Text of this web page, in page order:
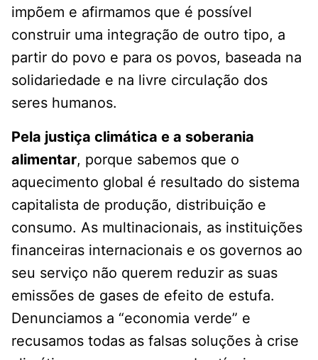
impõem e afirmamos que é possível
construir uma integração de outro tipo, a
partir do povo e para os povos, baseada na
solidariedade e na livre circulação dos
seres humanos.
Pela justiça climática e a soberania
alimentar, porque sabemos que o
aquecimento global é resultado do sistema
capitalista de produção, distribuição e
consumo. As multinacionais, as instituições
financeiras internacionais e os governos ao
seu serviço não querem reduzir as suas
emissões de gases de efeito de estufa.
Denunciamos a “economia verde” e
recusamos todas as falsas soluções à crise